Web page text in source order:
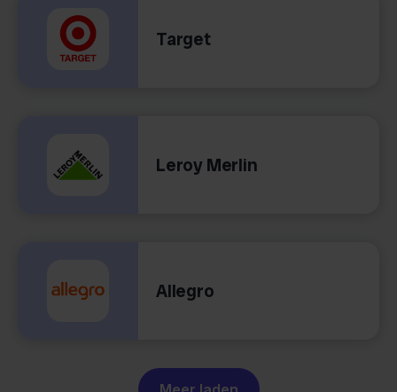
Target
Leroy Merlin
Allegro